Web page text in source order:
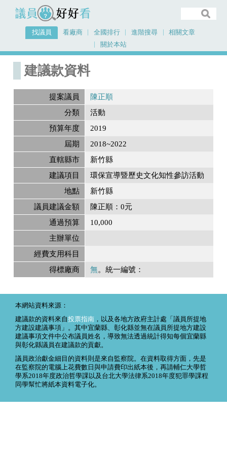
議員好好看
找議員 看廠商 全國排行 進階搜尋
相關文章
關於本站
首頁
建議款資料
提案議員
陳正順
分類
活動
預算年度
2019
屆期
2018~2022
直轄縣市
新竹縣
建議項目
環保宣導暨歷史文化知性參訪活動
地點
新竹縣
議員建議金額
陳正順：0元
通過預算
10,000
主辦單位
經費支用科目
得標廠商
無。統一編號：
本網站資料來源：
建議款的資料來自投票指南 ，以及各地方政府主計處「議員所提地
方建設建議事項」。其中宜蘭縣、彰化縣並無在議員所提地方建設
建議事項文件中公布議員姓名，導致無法透過統計得知每個宜蘭縣
與彰化縣議員在建議款的貢獻。
議員政治獻金細目的資料則是來自監察院。在資料取得方面，先是
在監察院的電腦上花費數日與申請費印出紙本後，再請輔仁大學哲
學系2018年度政治哲學課以及台北大學法律系2018年度犯罪學課程
同學幫忙將紙本資料電子化。